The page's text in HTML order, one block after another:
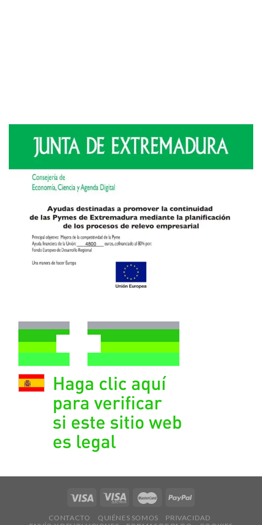
CONTACTO QUIÉNES SOMOS
PRIVACIDAD